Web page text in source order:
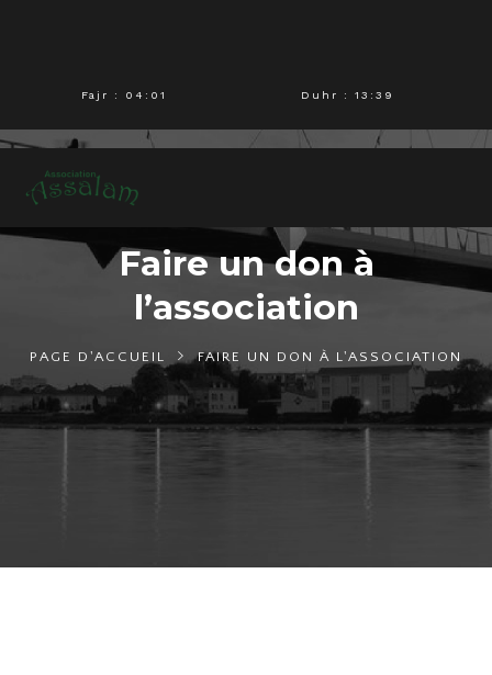
Fajr : 04:01 Duhr : 13:39
Faire un don à
l’association
PAGE D'ACCUEIL FAIRE UN DON À L'ASSOCIATION